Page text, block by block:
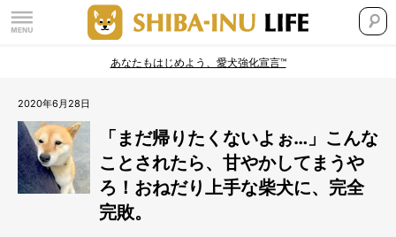
あなたもはじめよう、愛犬強化宣言™
2020年6月28日
「まだ帰りたくないよぉ…」こんな
ことされたら、甘やかしてまうや
ろ！おねだり上手な柴犬に、完全
完敗。